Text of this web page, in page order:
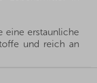
eine erstaunliche
und reich an
Körper vor